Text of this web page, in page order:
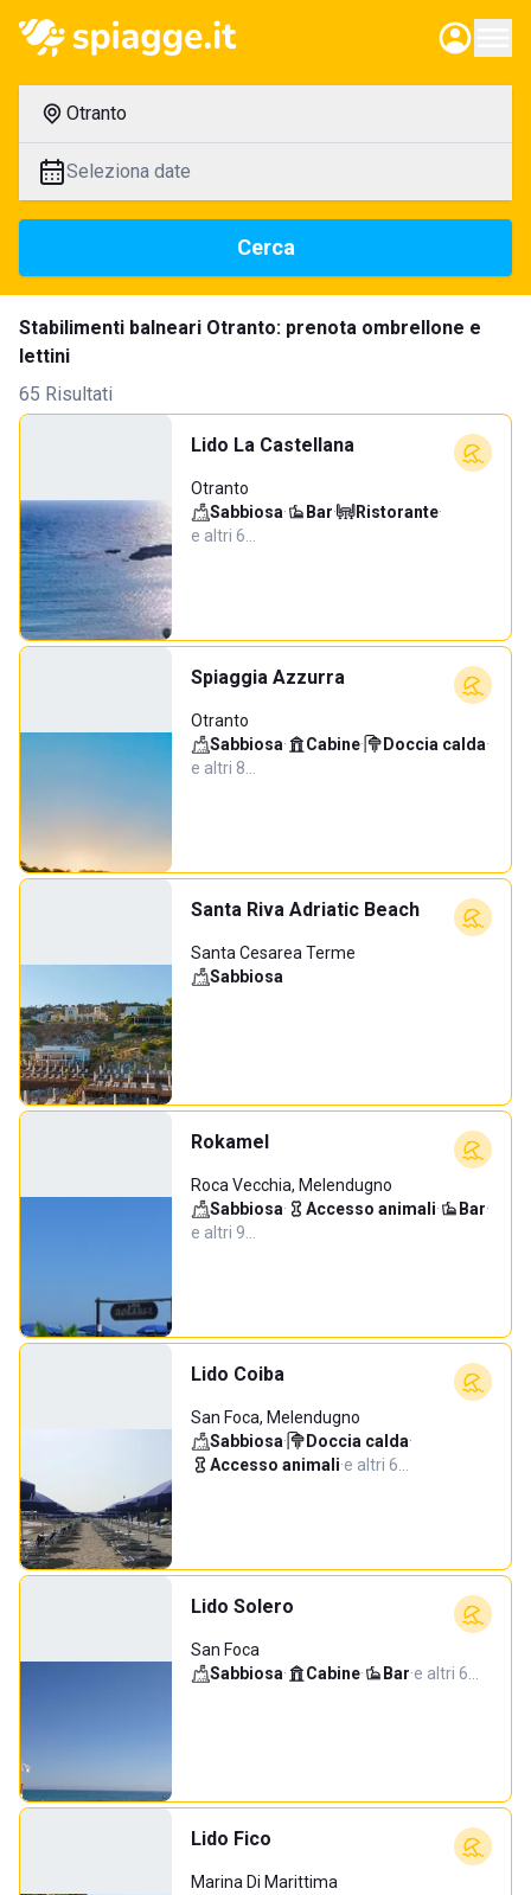
Otranto
Seleziona date
Cerca
Stabilimenti balneari Otranto: prenota ombrellone e
lettini
65 Risultati
Lido La Castellana
Otranto
Sabbiosa· Bar· Ristorante·
e altri 6…
Spiaggia Azzurra
Otranto
Sabbiosa· Cabine· Doccia calda·
e altri 8…
Santa Riva Adriatic Beach
Santa Cesarea Terme
Sabbiosa
Rokamel
Roca Vecchia, Melendugno
Sabbiosa· Accesso animali· Bar·
e altri 9…
Lido Coiba
San Foca, Melendugno
Sabbiosa· Doccia calda·
Accesso animali·e altri 6…
Lido Solero
San Foca
Sabbiosa· Cabine· Bar·e altri 6…
Lido Fico
Marina Di Marittima